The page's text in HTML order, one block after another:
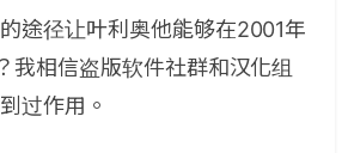
途径让叶利奥他能够在2001年
我相信盗版软件社群和汉化组
过作用。